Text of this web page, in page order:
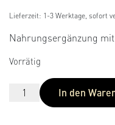
Lieferzeit: 1-3 Werktage, sofort
Nahrungsergänzung
Vorrätig
In den